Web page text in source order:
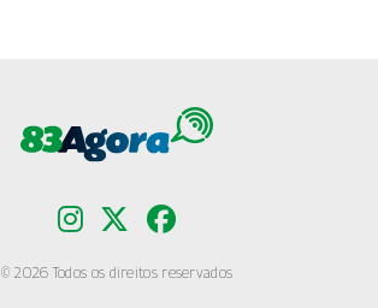
© 2026 Todos os direitos reservados